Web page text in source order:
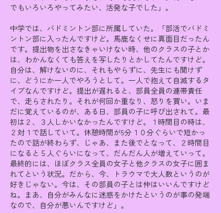
でもいろいろやってみたい、活発な子でした」。
中学では、バドミントン部に所属していた。「部活でバドミ
ントン部に入ったんですけど。馬鹿なくせに真面目だったん
です。提出物を出さなきゃいけない時、他のクラスの子とか
は、わかんなくても答えを写したりとかしてたんですけど。
自分は、解けないのに、それもやらずに、先生にも聞けず
に、どうにか一人でやろうとして。一人で抱えて自滅するタ
イプなんですけど。提出が遅れると、部員全員の連帯責任
で、走らされたり。それが何回か重なり、怒りを買い。いま
だに覚えているのが、ある日、部員の子に呼び出されて。最
初は２、３人しかいなかったんですけど。１時間目の時は、
２対１で話していて。休憩時間が5分１０分ぐらいで短かっ
たので話が終わらず、じゃあ、また後でとなって、２時間目
になると５人ぐらいになって、だんだん人が増えていって。
最終的には、ほぼクラス全員の女子と他クラスの女子に囲ま
れてという状況。だから、今、トラウマで大人数というのが
好きじゃない。今は、その部員の子とは仲はいいんですけど
ね。まあ、自分がみんなに迷惑をかけたというのが事の発端
なので、自分が悪いんですけど」。